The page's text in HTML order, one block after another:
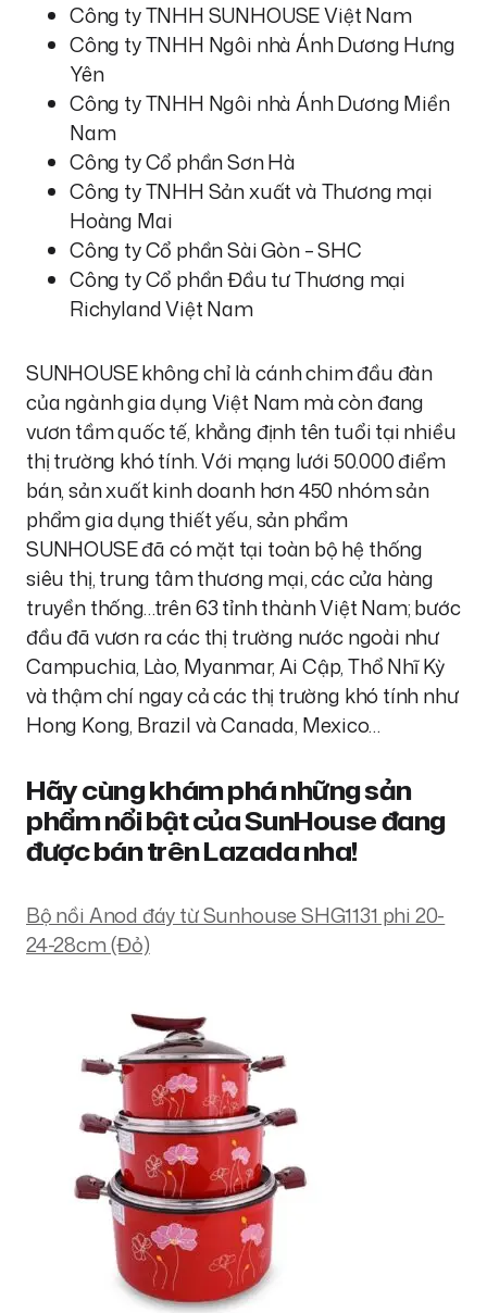
Công ty TNHH SUNHOUSE Việt Nam
Công ty TNHH Ngôi nhà Ánh Dương Hưng
Yên
Công ty TNHH Ngôi nhà Ánh Dương Miền
Nam
Công ty Cổ phần Sơn Hà
Công ty TNHH Sản xuất và Thương mại
Hoàng Mai
Công ty Cổ phần Sài Gòn – SHC
Công ty Cổ phần Đầu tư Thương mại
Richyland Việt Nam
SUNHOUSE không chỉ là cánh chim đầu đàn
của ngành gia dụng Việt Nam mà còn đang
vươn tầm quốc tế, khẳng định tên tuổi tại nhiều
thị trường khó tính. Với mạng lưới 50.000 điểm
bán, sản xuất kinh doanh hơn 450 nhóm sản
phẩm gia dụng thiết yếu, sản phẩm
SUNHOUSE đã có mặt tại toàn bộ hệ thống
siêu thị, trung tâm thương mại, các cửa hàng
truyền thống…trên 63 tỉnh thành Việt Nam; bước
đầu đã vươn ra các thị trường nước ngoài như
Campuchia, Lào, Myanmar, Ai Cập, Thổ Nhĩ Kỳ
và thậm chí ngay cả các thị trường khó tính như
Hong Kong, Brazil và Canada, Mexico…
Hãy cùng khám phá những sản
phẩm nổi bật của SunHouse đang
được bán trên Lazada nha!
Bộ nồi Anod đáy từ Sunhouse SHG1131 phi 20-
24-28cm (Đỏ)